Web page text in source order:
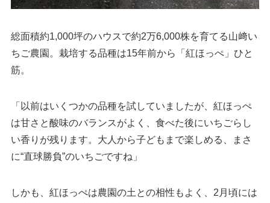
総面積約1,000坪のハウスで約2万6,000株を育てる山﨑い
ちご農園。栽培する品種は15年前から「紅ほっぺ」ひと
筋。
「以前はいくつかの品種を試していましたが、紅ほっぺ
は甘さと酸味のバランスがよく、食べた後にいちごらし
い香りが残ります。大人から子どもまで楽しめる、まさ
に“直球勝負”のいちごですね」
しかも、紅ほっぺは農園の土との相性もよく、2月頃には